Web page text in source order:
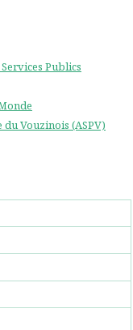
Publics
Vouzinois (ASPV)